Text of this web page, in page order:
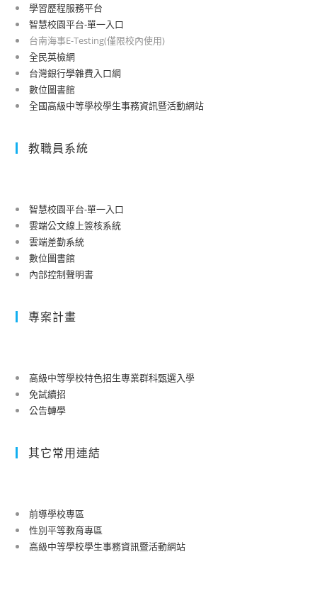
學習歷程服務平台
智慧校園平台-單一入口
台南海事E-Testing(僅限校內使用)
全民英檢網
台灣銀行學雜費入口網
數位圖書館
全國高級中等學校學生事務資訊暨活動網站
教職員系統
智慧校園平台-單一入口
雲端公文線上簽核系統
雲端差勤系統
數位圖書館
內部控制聲明書
專案計畫
高級中等學校特色招生專業群科甄選入學
免試續招
公告轉學
其它常用連結
前導學校專區
性別平等教育專區
高級中等學校學生事務資訊暨活動網站